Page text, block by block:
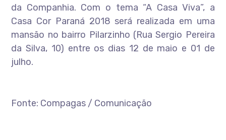
da Companhia. Com o tema “A Casa Viva”, a
Casa Cor Paraná 2018 será realizada em uma
mansão no bairro Pilarzinho (Rua Sergio Pereira
da Silva, 10) entre os dias 12 de maio e 01 de
julho.
Fonte: Compagas / Comunicação